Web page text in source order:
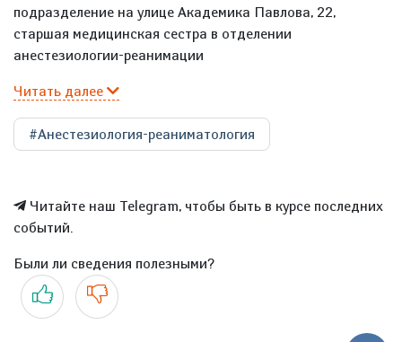
подразделение на улице Академика Павлова, 22,
старшая медицинская сестра в отделении
анестезиологии-реанимации
Читать далее
#Анестезиология-реаниматология
Читайте наш Telegram, чтобы быть в курсе последних
событий.
Были ли сведения полезными?
Да Нет